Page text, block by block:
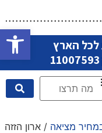
פתח
לכל הארץ
מציאה / ארון הזזה